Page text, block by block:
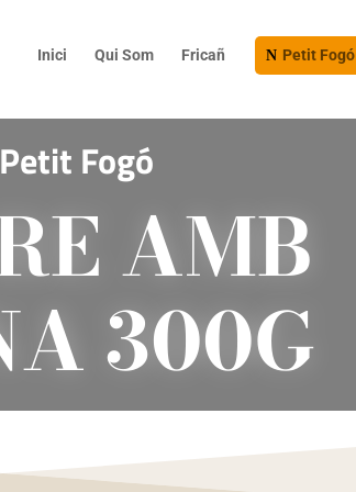
Inici Qui Som Fricañ Petit Fogó
Fogó
AMB
300G